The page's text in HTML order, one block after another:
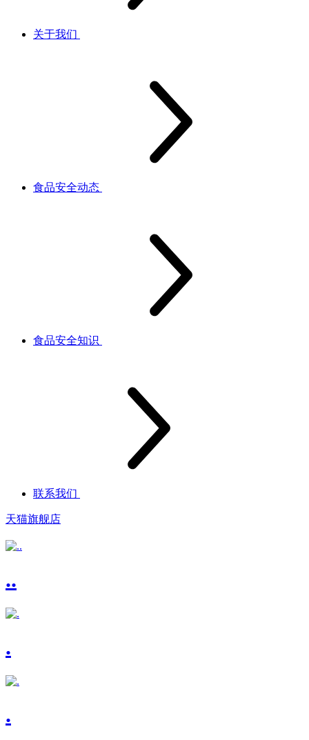
关于我们
食品安全动态
食品安全知识
联系我们
天猫旗舰店
..
.
.